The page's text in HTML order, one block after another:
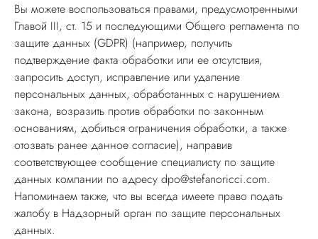
Вы можете воспользоваться правами, предусмотренными
Главой III, ст. 15 и последующими Общего регламента по
защите данных (GDPR) (например, получить
подтверждение факта обработки или ее отсутствия,
запросить доступ, исправление или удаление
персональных данных, обработанных с нарушением
закона, возразить против обработки по законным
основаниям, добиться ограничения обработки, а также
отозвать ранее данное согласие), направив
соответствующее сообщение специалисту по защите
данных компании по адресу dpo@stefanoricci.com.
Напоминаем также, что вы всегда имеете право подать
жалобу в Надзорный орган по защите персональных
данных.